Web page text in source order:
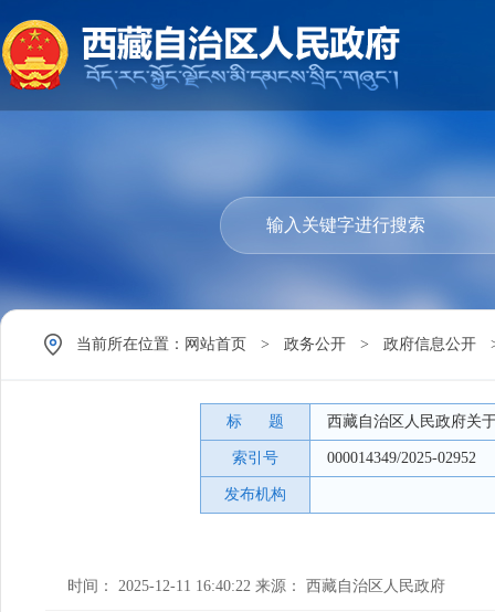
当前所在位置： 网站首页 > 政务公开 > 政府信息公开
标 题 西藏自治区人民政府关
索引号 000014349/2025-02952
发布机构
时间： 2025-12-11 16:40:22 来源： 西藏自治区人民政府